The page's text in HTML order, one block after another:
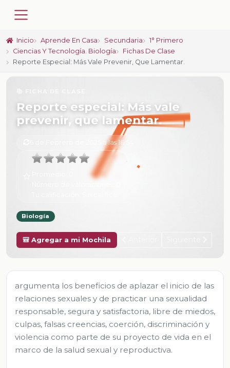
Inicio Aprende En Casa Secundaria
1° Primero
Ciencias Y Tecnología. Biología
Fichas De Clase
Reporte Especial: Más Vale Prevenir, Que Lamentar.
Reporte especial: Más vale
prevenir, que lamentar.
6 de Febrero de 2025 a las 16:54
Biología
🎒 Agregar a mi Mochila
argumenta los beneficios de aplazar el inicio de las
relaciones sexuales y de practicar una sexualidad
responsable, segura y satisfactoria, libre de miedos,
culpas, falsas creencias, coerción, discriminación y
violencia como parte de su proyecto de vida en el
marco de la salud sexual y reproductiva.